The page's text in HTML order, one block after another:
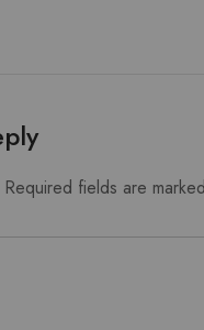
Required fields are